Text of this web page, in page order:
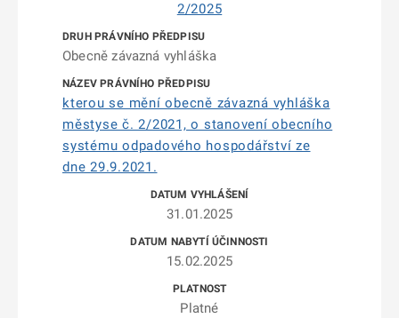
2/2025
Obecně závazná vyhláška
kterou se mění obecně závazná vyhláška
městyse č. 2/2021, o stanovení obecního
systému odpadového hospodářství ze
dne 29.9.2021.
31.01.2025
15.02.2025
Platné